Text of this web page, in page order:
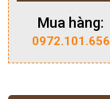
Mua hàng:
0972.101.656